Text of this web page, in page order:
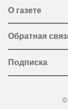
О газете
Обратная
Подписка
©